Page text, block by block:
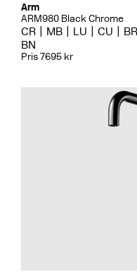
Arm
ARM980 Black Chrome
CR MB LU CU BR
BN
Pris 7695 kr